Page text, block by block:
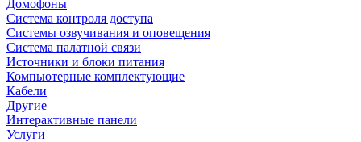
Домофоны
Система контроля доступа
Системы озвучивания и оповещения
Система палатной связи
Источники и блоки питания
Компьютерные комплектующие
Кабели
Другие
Интерактивные панели
Услуги